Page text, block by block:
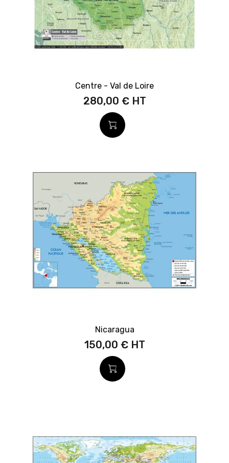
Centre - Val de Loire
280,00 €
Nicaragua
150,00 €